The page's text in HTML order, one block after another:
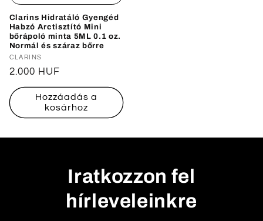
Clarins Hidratáló Gyengéd
Habzó Arctisztító Mini
bőrápoló minta 5ML 0.1 oz.
Normál és száraz bőrre
Forgalmazó:
CLARINS
Normál
ár
2.000 HUF
Hozzáadás a
kosárhoz
Iratkozzon fel
hírleveleinkre